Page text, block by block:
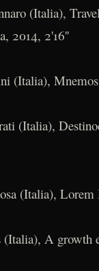
(Italia),
2014, 2'16''
(Italia),
(Italia),
(Italia), Lorem
A growth